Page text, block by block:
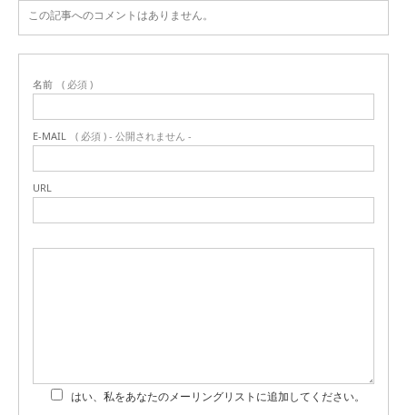
この記事へのコメントはありません。
名前 ( 必須 )
E-MAIL ( 必須 ) - 公開されません -
URL
はい、私をあなたのメーリングリストに追加してください。